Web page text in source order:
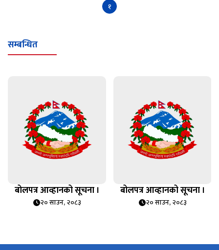
१
सम्बन्धित
बोलपत्र आव्हानको सूचना ।
२० साउन, २०८३
बोलपत्र आव्हानको सूचना ।
२० साउन, २०८३